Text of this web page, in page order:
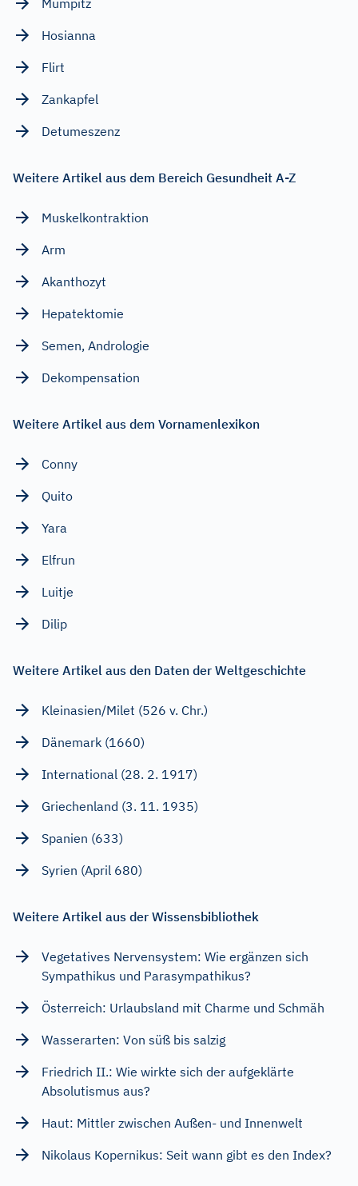
Hosianna
Flirt
Zankapfel
Detumeszenz
Weitere Artikel aus dem Bereich Gesundheit A-Z
Muskelkontraktion
Arm
Akanthozyt
Hepatektomie
Semen, Andrologie
Dekompensation
Weitere Artikel aus dem Vornamenlexikon
Conny
Quito
Yara
Elfrun
Luitje
Dilip
Weitere Artikel aus den Daten der Weltgeschichte
Kleinasien/Milet (526 v. Chr.)
Dänemark (1660)
International (28. 2. 1917)
Griechenland (3. 11. 1935)
Spanien (633)
Syrien (April 680)
Weitere Artikel aus der Wissensbibliothek
Vegetatives Nervensystem: Wie ergänzen sich
Sympathikus und Parasympathikus?
Österreich: Urlaubsland mit Charme und Schmäh
Wasserarten: Von süß bis salzig
Friedrich II.: Wie wirkte sich der aufgeklärte
Absolutismus aus?
Haut: Mittler zwischen Außen- und Innenwelt
Nikolaus Kopernikus: Seit wann gibt es den Index?